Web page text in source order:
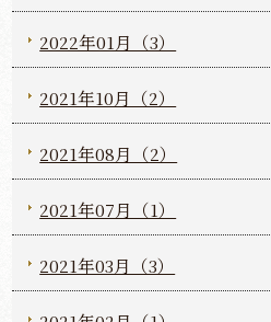
2022年01月（3）
2021年10月（2）
2021年08月（2）
2021年07月（1）
2021年03月（3）